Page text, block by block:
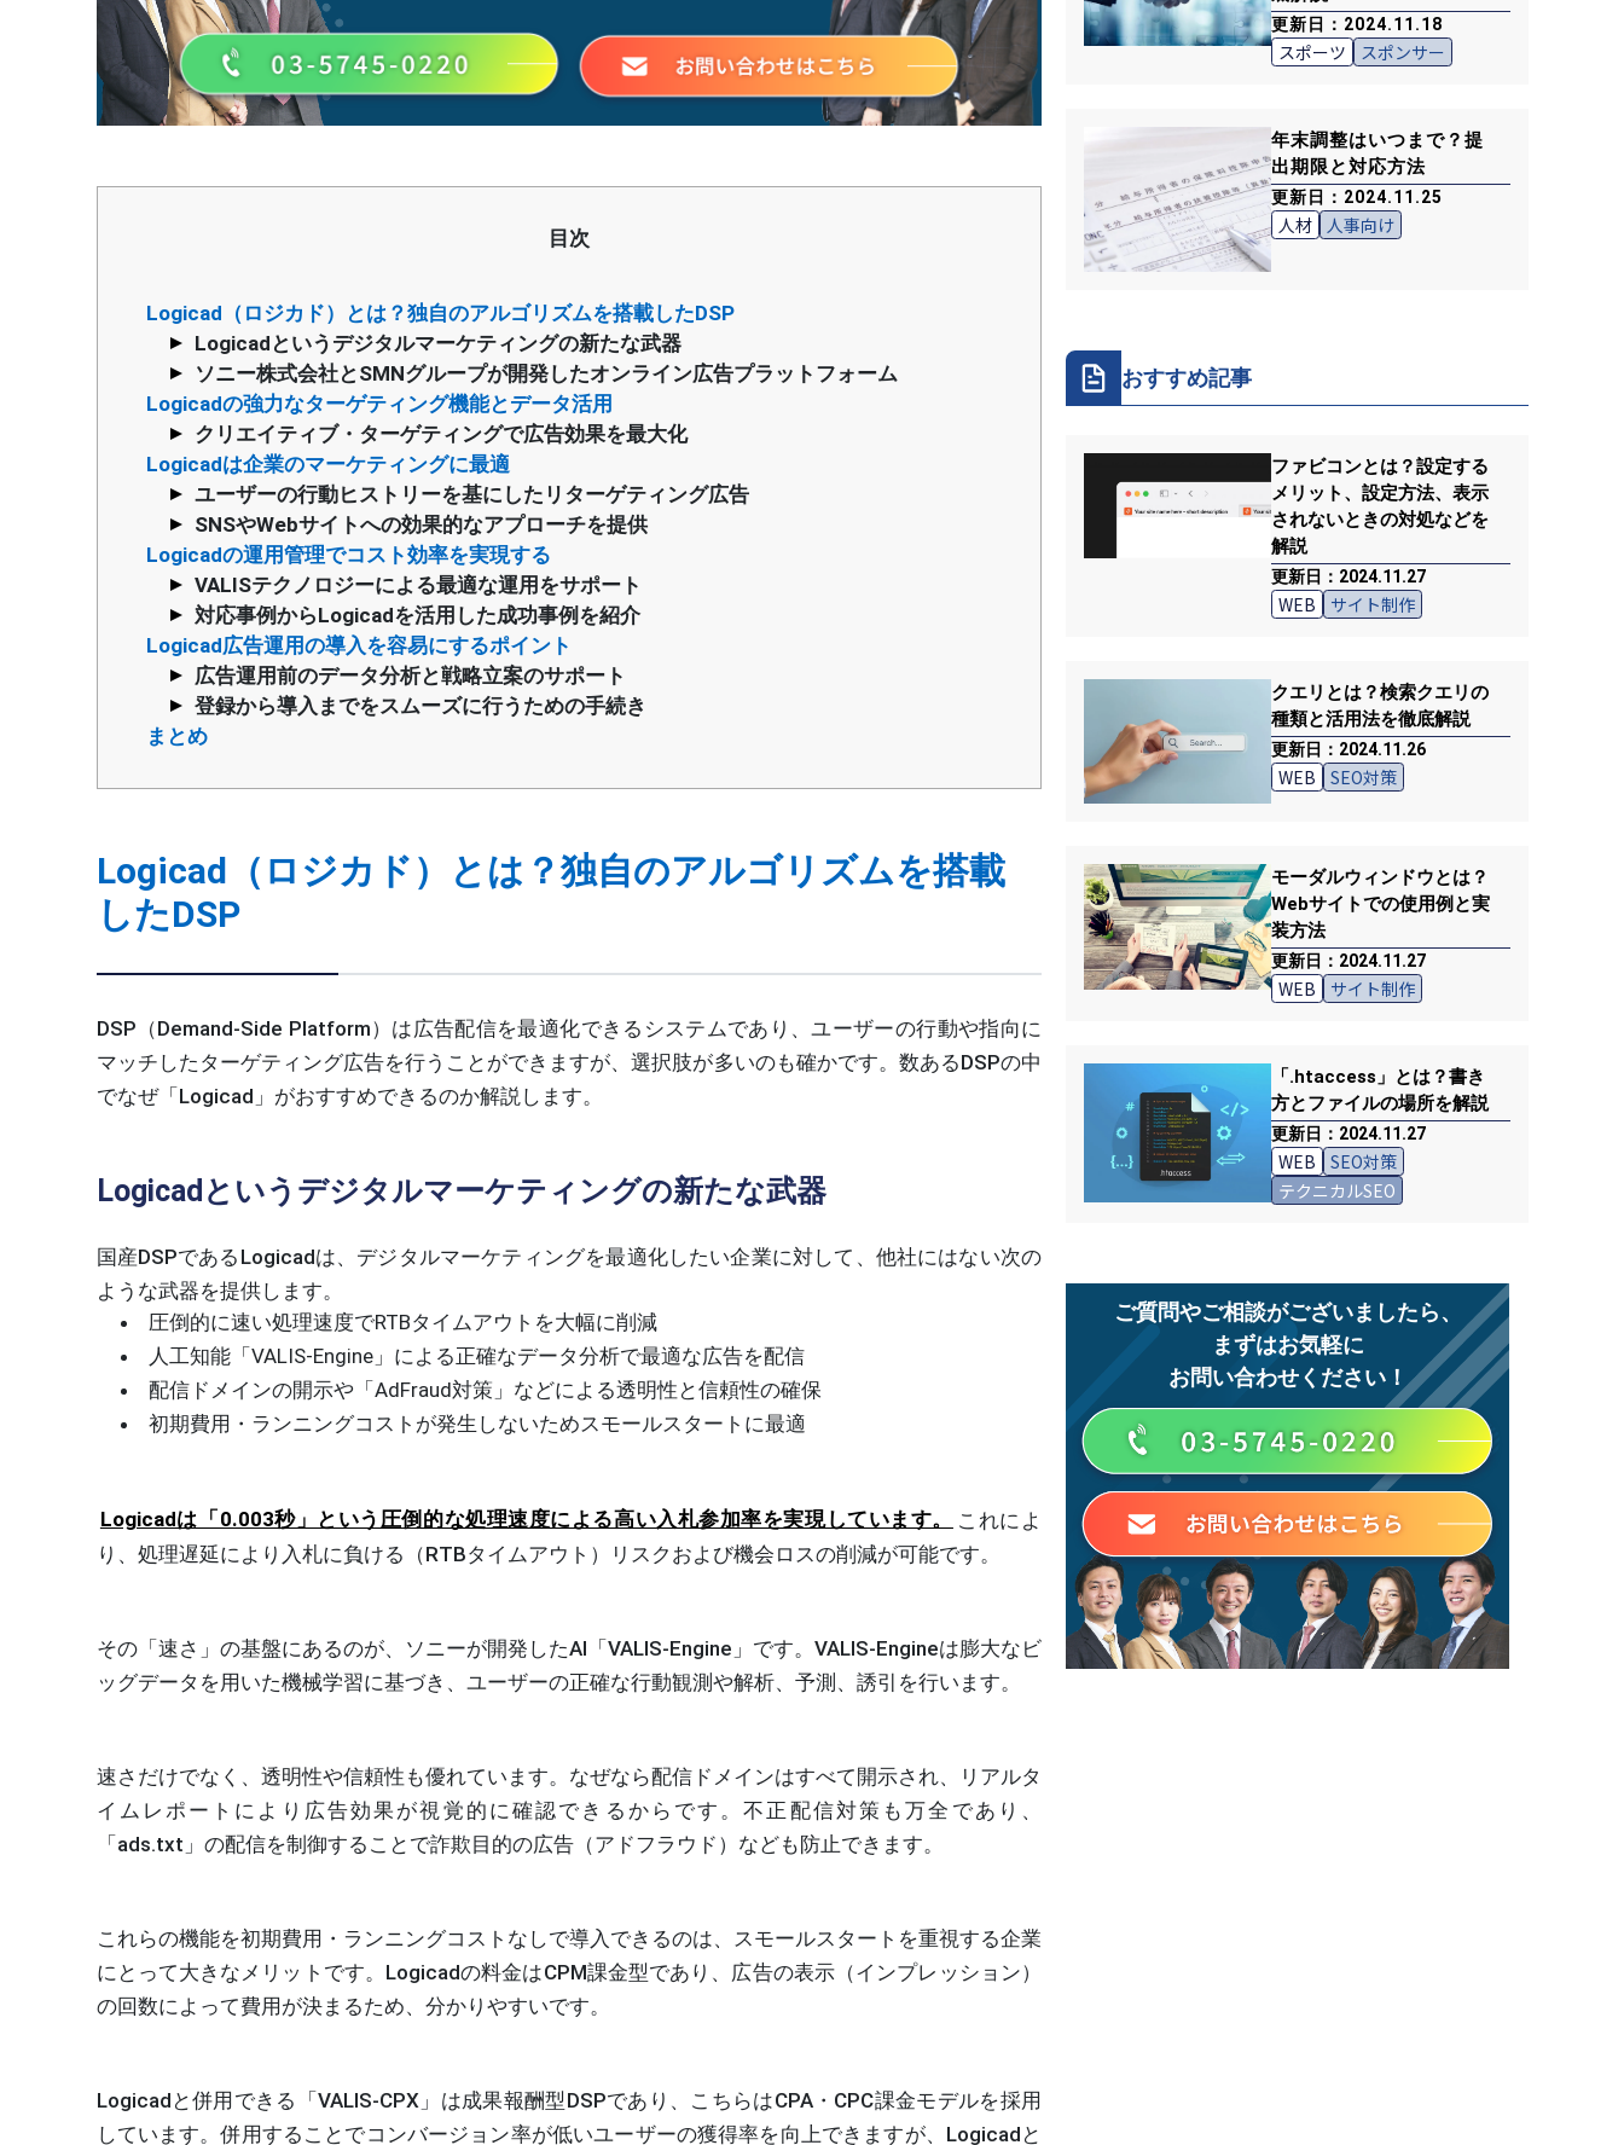
目次
Logicad（ロジカド）とは？独自のアルゴリズムを搭載したDSP
Logicadというデジタルマーケティングの新たな武器
ソニー株式会社とSMNグループが開発したオンライン広告プラットフォーム
Logicadの強力なターゲティング機能とデータ活用
クリエイティブ・ターゲティングで広告効果を最大化
Logicadは企業のマーケティングに最適
ユーザーの行動ヒストリーを基にしたリターゲティング広告
SNSやWebサイトへの効果的なアプローチを提供
Logicadの運用管理でコスト効率を実現する
VALISテクノロジーによる最適な運用をサポート
対応事例からLogicadを活用した成功事例を紹介
Logicad広告運用の導入を容易にするポイント
広告運用前のデータ分析と戦略立案のサポート
登録から導入までをスムーズに行うための手続き
まとめ
Logicad（ロジカド）とは？独自のアルゴリズムを搭載
したDSP
DSP（Demand-Side Platform）は広告配信を最適化できるシステムであり、ユーザーの行動や指向に
マッチしたターゲティング広告を行うことができますが、選択肢が多いのも確かです。数あるDSPの中
でなぜ「Logicad」がおすすめできるのか解説します。
Logicadというデジタルマーケティングの新たな武器
国産DSPであるLogicadは、デジタルマーケティングを最適化したい企業に対して、他社にはない次の
ような武器を提供します。
圧倒的に速い処理速度でRTBタイムアウトを大幅に削減
人工知能「VALIS-Engine」による正確なデータ分析で最適な広告を配信
配信ドメインの開示や「AdFraud対策」などによる透明性と信頼性の確保
初期費用・ランニングコストが発生しないためスモールスタートに最適
Logicadは「0.003秒」という圧倒的な処理速度による高い入札参加率を実現しています。
これによ
り、処理遅延により入札に負ける（RTBタイムアウト）リスクおよび機会ロスの削減が可能です。
その「速さ」の基盤にあるのが、ソニーが開発したAI「VALIS-Engine」です。VALIS-Engineは膨大なビ
ッグデータを用いた機械学習に基づき、ユーザーの正確な行動観測や解析、予測、誘引を行います。
速さだけでなく、透明性や信頼性も優れています。なぜなら配信ドメインはすべて開示され、リアルタ
イムレポートにより広告効果が視覚的に確認できるからです。不正配信対策も万全であり、
「ads.txt」の配信を制御することで詐欺目的の広告（アドフラウド）なども防止できます。
これらの機能を初期費用・ランニングコストなしで導入できるのは、スモールスタートを重視する企業
にとって大きなメリットです。Logicadの料金はCPM課金型であり、広告の表示（インプレッション）
の回数によって費用が決まるため、分かりやすいです。
Logicadと併用できる「VALIS-CPX」は成果報酬型DSPであり、こちらはCPA・CPC課金モデルを採用
しています。併用することでコンバージョン率が低いユーザーの獲得率を向上できますが、Logicadと
更新日：2024.11.18
スポーツ スポンサー
年末調整はいつまで？提
出期限と対応方法
更新日：2024.11.25
人材 人事向け
おすすめ記事
ファビコンとは？設定する
メリット、設定方法、表示
されないときの対処などを
解説
更新日：2024.11.27
WEB サイト制作
クエリとは？検索クエリの
種類と活用法を徹底解説
更新日：2024.11.26
WEB SEO対策
モーダルウィンドウとは？
Webサイトでの使用例と実
装方法
更新日：2024.11.27
WEB サイト制作
「.htaccess」とは？書き
方とファイルの場所を解説
更新日：2024.11.27
WEB
SEO対策
テクニカルSEO
ご質問やご相談がございましたら、
まずはお気軽に
お問い合わせください！